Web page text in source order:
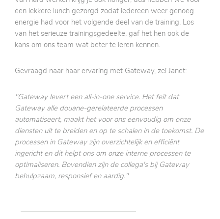
een lekkere lunch gezorgd zodat iedereen weer genoeg
energie had voor het volgende deel van de training. Los
van het serieuze trainingsgedeelte, gaf het hen ook de
kans om ons team wat beter te leren kennen.
Gevraagd naar haar ervaring met Gateway, zei Janet:
"Gateway levert een all-in-one service. Het feit dat
Gateway alle douane-gerelateerde processen
automatiseert, maakt het voor ons eenvoudig om onze
diensten uit te breiden en op te schalen in de toekomst. De
processen in Gateway zijn overzichtelijk en efficiënt
ingericht en dit helpt ons om onze interne processen te
optimaliseren. Bovendien zijn de collega's bij Gateway
behulpzaam, responsief en aardig."